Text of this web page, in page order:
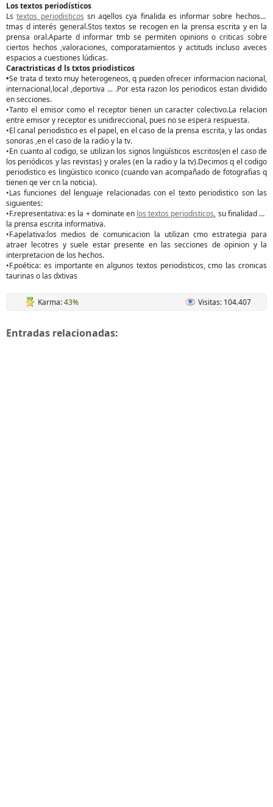
Los textos periodísticos
Lstextos periodisticos sn aqellos cya finalida es informar sobre hechos y
tmas d interés general.Stos textos se recogen en la prensa escrita y en la
prensa oral.Aparte d informar tmb se permiten opinions o criticas sobre
ciertos hechos ,valoraciones, comporatamientos y actituds incluso aveces
espacios a cuestiones lúdicas.
Caractristicas d ls txtos priodisticos
•Se trata d texto muy heterogeneos, q pueden ofrecer informacion nacional,
internacional,local ,deportiva ... .Por esta razon los periodicos estan dividido
en secciones.
•Tanto el emisor como el receptor tienen un caracter colectivo.La relacion
entre emisor y receptor es unidireccional, pues no se espera respuesta.
•El canal periodistico es el papel, en el caso de la prensa escrita, y las ondas
sonoras ,en el caso de la radio y la tv.
•En cuanto al codigo, se utilizan los signos lingüísticos escritos(en el caso de
los periódicos y las revistas) y orales (en la radio y la tv).Decimos q el codigo
periodistico es lingúistico iconico (cuando van acompañado de fotografias q
tienen qe ver cn la noticia).
•Las funciones del lenguaje relacionadas con el texto periodistico son las
siguientes:
•F.representativa: es la + dominate en los textos periodisticos, su finalidad es
la prensa escrita informativa.
•F.apelativa:los medios de comunicacion la utilizan cmo estrategia para
atraer lecotres y suele estar presente en las secciones de opinion y la
interpretacion de los hechos.
•F.poética: es importante en algunos textos periodisticos, cmo las cronicas
taurinas o las dxtivas
Karma:43% Visitas: 104.407
Entradas relacionadas: